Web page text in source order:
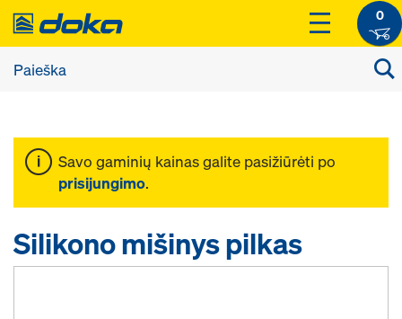
0
Savo gaminių kainas galite pasižiūrėti po
prisijungimo.
Silikono mišinys pilkas